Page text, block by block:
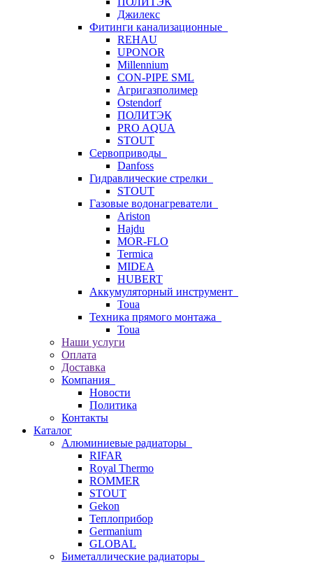
Джилекс
Фитинги канализационные
REHAU
UPONOR
Millennium
CON-PIPE SML
Агригазполимер
Ostendorf
ПОЛИТЭК
PRO AQUA
STOUT
Сервоприводы
Danfoss
Гидравлические стрелки
STOUT
Газовые водонагреватели
Ariston
Hajdu
MOR-FLO
Termica
MIDEA
HUBERT
Аккумуляторный инструмент
Toua
Техника прямого монтажа
Toua
Наши услуги
Оплата
Доставка
Компания
Новости
Политика
Контакты
Каталог
Алюминиевые радиаторы
RIFAR
Royal Thermo
ROMMER
STOUT
Gekon
Теплоприбор
Germanium
GLOBAL
Биметаллические радиаторы